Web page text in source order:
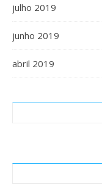
julho 2019
junho 2019
abril 2019